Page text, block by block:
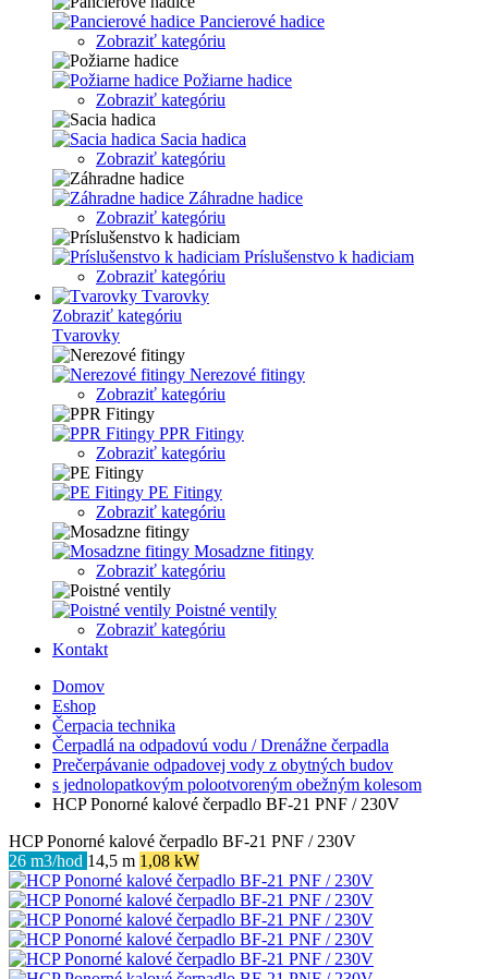
Pancierové hadice
Zobraziť kategóriu
Požiarne hadice
Zobraziť kategóriu
Sacia hadica
Zobraziť kategóriu
Záhradne hadice
Zobraziť kategóriu
Príslušenstvo k hadiciam
Zobraziť kategóriu
Tvarovky
Zobraziť kategóriu
Tvarovky
Nerezové fitingy
Zobraziť kategóriu
PPR Fitingy
Zobraziť kategóriu
PE Fitingy
Zobraziť kategóriu
Mosadzne fitingy
Zobraziť kategóriu
Poistné ventily
Zobraziť kategóriu
Kontakt
Domov
Eshop
Čerpacia technika
Čerpadlá na odpadovú vodu / Drenážne čerpadla
Prečerpávanie odpadovej vody z obytných budov
s jednolopatkovým polootvoreným obežným kolesom
HCP Ponorné kalové čerpadlo BF-21 PNF / 230V
HCP Ponorné kalové čerpadlo BF-21 PNF / 230V
26 m3/hod 14,5 m 1,08 kW